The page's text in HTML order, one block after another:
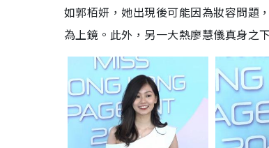
如郭栢妍，她出現後可能因為妝容問題
為上鏡。此外，另一大熱廖慧儀真身之